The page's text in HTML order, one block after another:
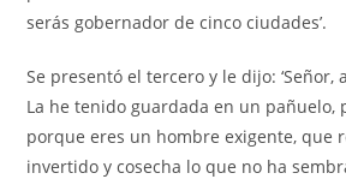
serás gobernador de cinco ciudades’.
Se presentó el tercero y le dijo:
La he tenido guardada en un pañuelo,
porque eres un hombre exigente, que
invertido y cosecha lo que no ha